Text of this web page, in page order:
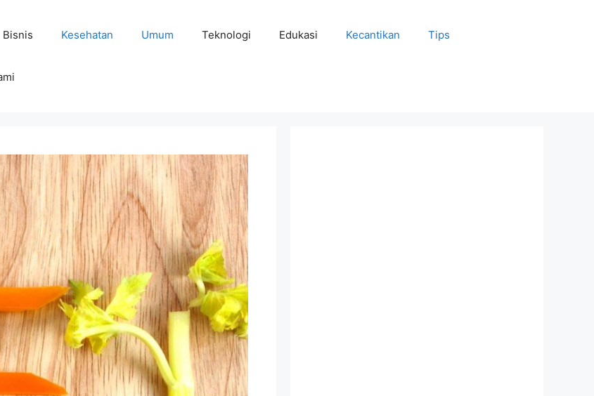
Bisnis Kesehatan Umum Teknologi Edukasi Kecantikan Tips